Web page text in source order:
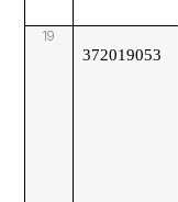
19
372019053